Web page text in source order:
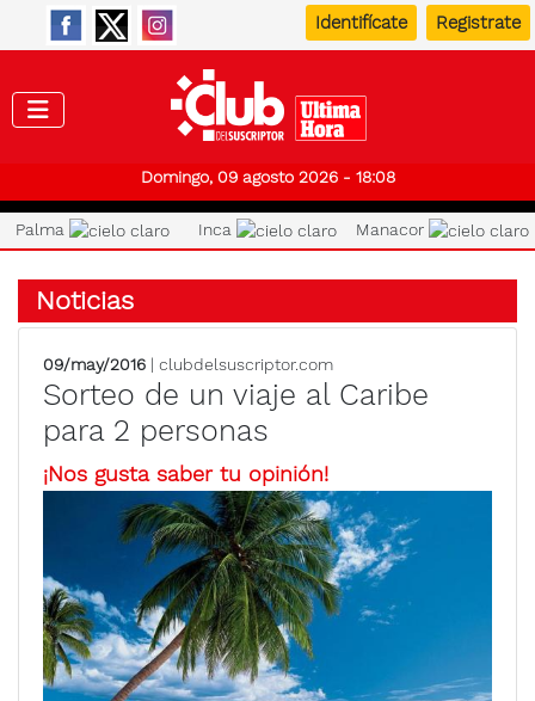
Identifícate Registrate
Domingo, 09 agosto 2026 - 18:08
Palma Inca Manacor
Noticias
09/may/2016 | clubdelsuscriptor.com
Sorteo de un viaje al Caribe
para 2 personas
¡Nos gusta saber tu opinión!